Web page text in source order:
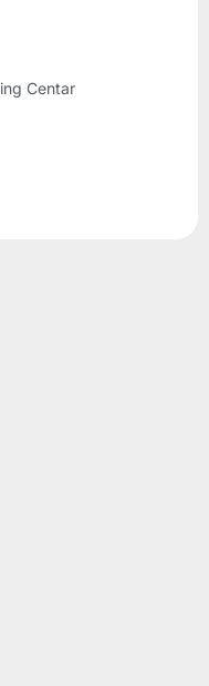
Centar